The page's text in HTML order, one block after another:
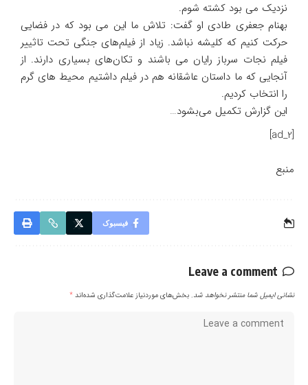
نزدیک می بود کشته شوم.
بهنام جعفری طادی او گفت: تلاش ما این می بود که در فضایی
حرکت کنیم که کلیشه نباشد. زیاد از فیلم‌های جنگی تحت تاثییر
فیلم نجات سرباز رایان می باشند و تکان‌های بسیاری دارند. از
آنجایی که ما داستان عاشقانه هم در فیلم داشتیم محیط های گرم
را انتخاب کردیم.
این گزارش تکمیل می‌بشود…
[ad_2]
منبع
فیسبوک
Leave a comment
نشانی ایمیل شما منتشر نخواهد شد. بخش‌های موردنیاز علامت‌گذاری شده‌اند*